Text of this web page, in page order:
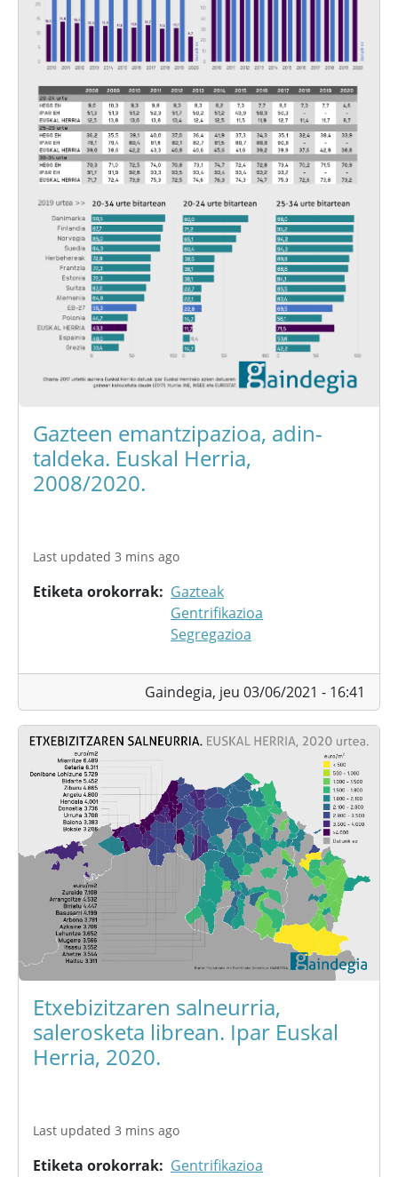
Gazteen emantzipazioa, adin-
taldeka. Euskal Herria,
2008/2020.
Last updated 3 mins ago
Etiketa orokorrak
Gazteak
Gentrifikazioa
Segregazioa
Gaindegia, jeu 03/06/2021 - 16:41
Etxebizitzaren salneurria,
salerosketa librean. Ipar Euskal
Herria, 2020.
Last updated 3 mins ago
Etiketa orokorrak Gentrifikazioa